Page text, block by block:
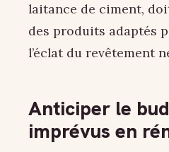
laitance de ciment,
des produits adaptés
l’éclat du revêtement
Anticiper le
imprévus en